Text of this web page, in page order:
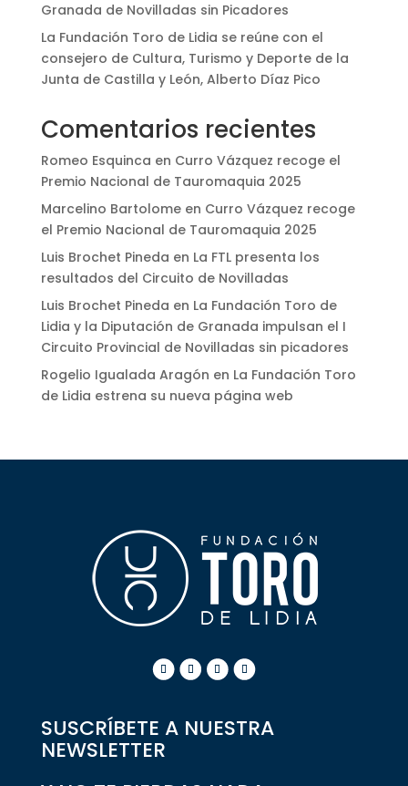
Granada de Novilladas sin Picadores
La Fundación Toro de Lidia se reúne con el
consejero de Cultura, Turismo y Deporte de la
Junta de Castilla y León, Alberto Díaz Pico
Comentarios recientes
Romeo Esquinca en Curro Vázquez recoge el
Premio Nacional de Tauromaquia 2025
Marcelino Bartolomeen Curro Vázquez recoge
el Premio Nacional de Tauromaquia 2025
Luis Brochet Pineda en La FTL presenta los
resultados del Circuito de Novilladas
Luis Brochet Pineda en La Fundación Toro de
Lidia y la Diputación de Granada impulsan el I
Circuito Provincial de Novilladas sin picadores
Rogelio Igualada Aragón en La Fundación Toro
de Lidia estrena su nueva página web
SUSCRÍBETE A NUESTRA
NEWSLETTER